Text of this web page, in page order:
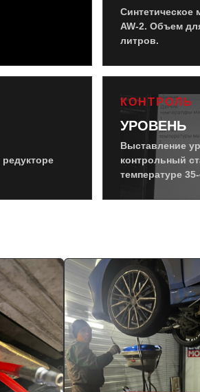
Синтетическое
AW-2. Объем
литров.
КОНТРОЛЬ
УРОВЕНЬ
Выставление
контрольный
температуре 35-